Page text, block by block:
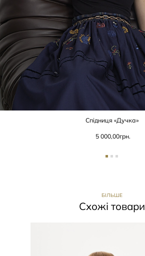
Спідниця «Дучка»
грн.
5 000,00
БІЛЬШЕ
Схожі товари